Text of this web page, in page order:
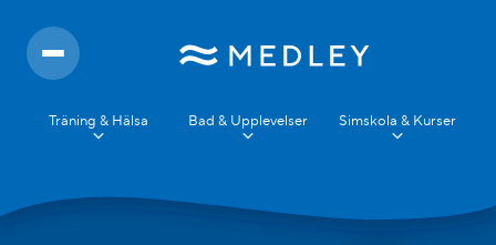
Träning & Hälsa Bad & Upplevelser Simskola & Kurser